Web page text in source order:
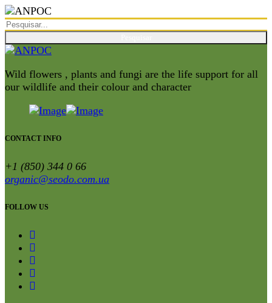
Wild flowers , plants and fungi are the life support for all
our wildlife and their colour and character
CONTACT INFO
+1 (850) 344 0 66
organic@seodo.com.ua
FOLLOW US